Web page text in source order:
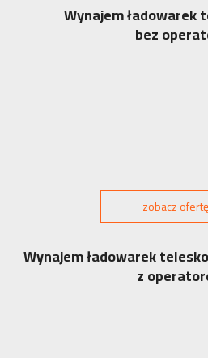
Wynajem ładowarek
bez
zobacz ofertę
Wynajem ładowarek
z